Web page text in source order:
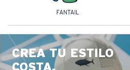
FANTAIL
CREA TU ESTILO
COSTA.